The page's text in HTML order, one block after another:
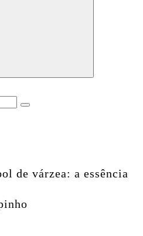
de várzea: a essência